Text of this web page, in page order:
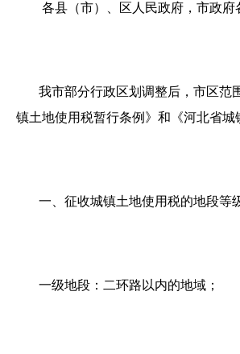
各县（市）、区人民政府，市政府
我市部分行政区划调整后，市区范
镇土地使用税暂行条例》和《河北省
一、征收城镇土地使用税的地段等
一级地段：二环路以内的地域；